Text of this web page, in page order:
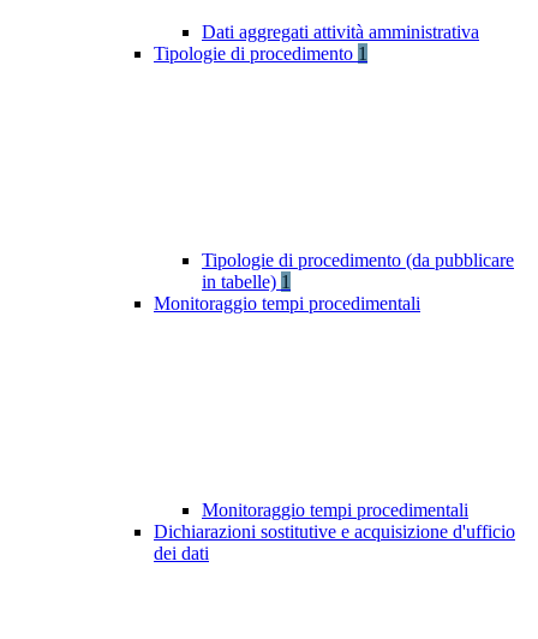
Dati aggregati attività amministrativa
Tipologie di procedimento 1
Tipologie di procedimento (da pubblicare
in tabelle) 1
Monitoraggio tempi procedimentali
Monitoraggio tempi procedimentali
Dichiarazioni sostitutive e acquisizione d'ufficio
dei dati